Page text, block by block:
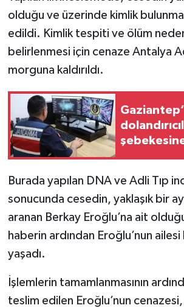
olduğu ve üzerinde kimlik
edildi. Kimlik tespiti ve ölüm
belirlenmesi için cenaze Antalya
morguna kaldırıldı.
Burada yapılan DNA ve Adli Tıp
sonucunda cesedin, yaklaşık bir
aranan Berkay Eroğlu’na ait
haberin ardından Eroğlu’nun
yaşadı.
İşlemlerin tamamlanmasının
teslim edilen Eroğlu’nun